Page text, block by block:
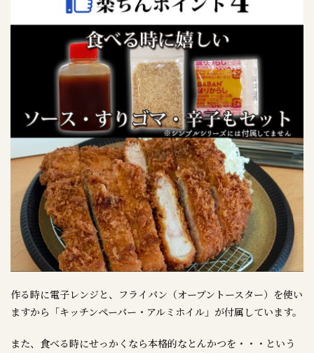
作る時に電子レンジと、フライパン（オーブントースター）を使い
ますから「キッチンペーパー・アルミホイル」が付属しています。
また、食べる時にせっかくなら本格的なとんかつを・・・という